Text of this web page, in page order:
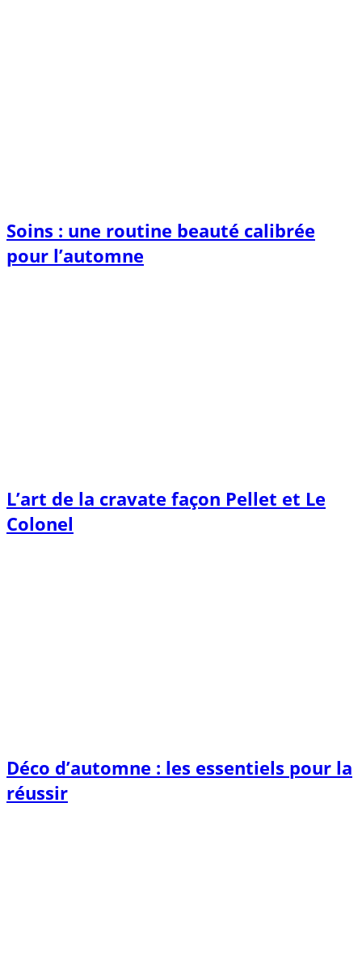
Soins : une routine beauté calibrée
pour l’automne
L’art de la cravate façon Pellet et Le
Colonel
Déco d’automne : les essentiels pour la
réussir